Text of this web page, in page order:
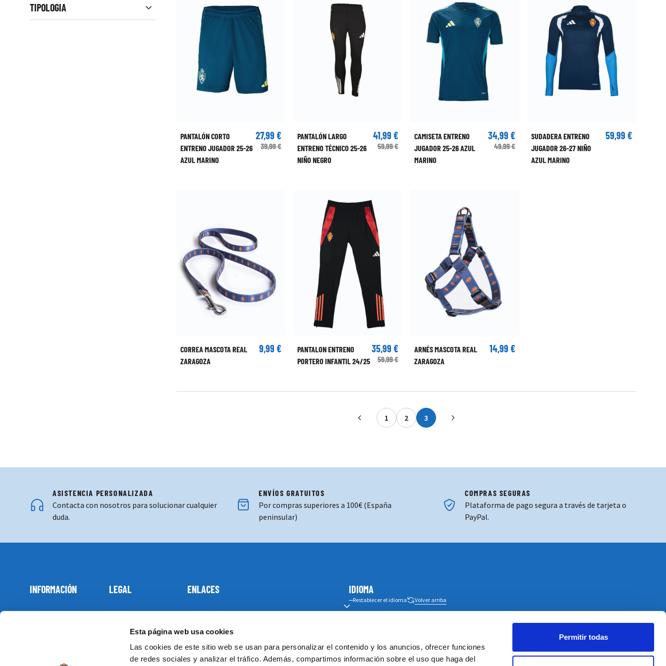
Esta página web usa cookies
Las cookies de este sitio web se usan para personalizar el contenido y los anuncios, ofrecer funciones
de redes sociales y analizar el tráfico. Además, compartimos información sobre el uso que haga del
Permitir todas
TIPOLOGIA
PANTALÓN CORTO
ENTRENO JUGADOR 25-26
AZUL MARINO
27,99 €
39,99 €
PANTALÓN LARGO
ENTRENO TÉCNICO 25-26
NIÑO NEGRO
41,99 €
59,99 €
CAMISETA ENTRENO
JUGADOR 25-26 AZUL
MARINO
34,99 €
49,99 €
SUDADERA ENTRENO
JUGADOR 26-27 NIÑO
AZUL MARINO
59,99 €
CORREA MASCOTA REAL
ZARAGOZA
9,99 €
PANTALON ENTRENO
PORTERO INFANTIL 24/25
35,99 €
59,99 €
ARNÉS MASCOTA REAL
ZARAGOZA
14,99 €
Página
1
Página
2
Actualmente estás leyendo página
3
ASISTENCIA PERSONALIZADA
Contacta con nosotros para solucionar cualquier
duda.
ENVÍOS GRATUITOS
Por compras superiores a 100€ (España
peninsular)
COMPRAS SEGURAS
Plataforma de pago segura a través de tarjeta o
PayPal.
INFORMACIÓN
Condiciones de entrega
Devoluciones
LEGAL
Aviso legal
Política de privacidad
Condiciones de compra
Política de cookies
ENLACES
Juego
Entreno y paseo
Moda
Accesorios
IDIOMA
Restablecer el idioma Volver arriba
Suscríbete a nuestro newsletter y no te pierdas las últimas novedades y promociones